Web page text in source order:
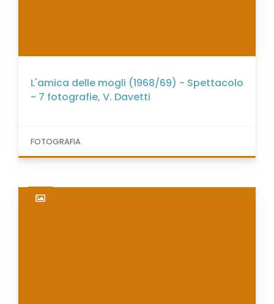
L'amica delle mogli (1968/69) - Spettacolo
- 7 fotografie, V. Davetti
FOTOGRAFIA